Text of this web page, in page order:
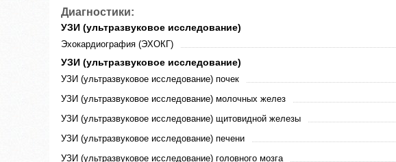
Диагностики:
УЗИ (ультразвуковое исследование)
Эхокардиография (ЭХОКГ)
УЗИ (ультразвуковое исследование)
УЗИ (ультразвуковое исследование) почек
УЗИ (ультразвуковое исследование) молочных желез
УЗИ (ультразвуковое исследование) щитовидной железы
УЗИ (ультразвуковое исследование) печени
УЗИ (ультразвуковое исследование) головного мозга